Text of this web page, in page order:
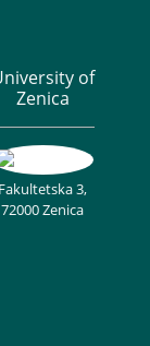
of
Zenica
Fakultetska 3,
72000 Zenica